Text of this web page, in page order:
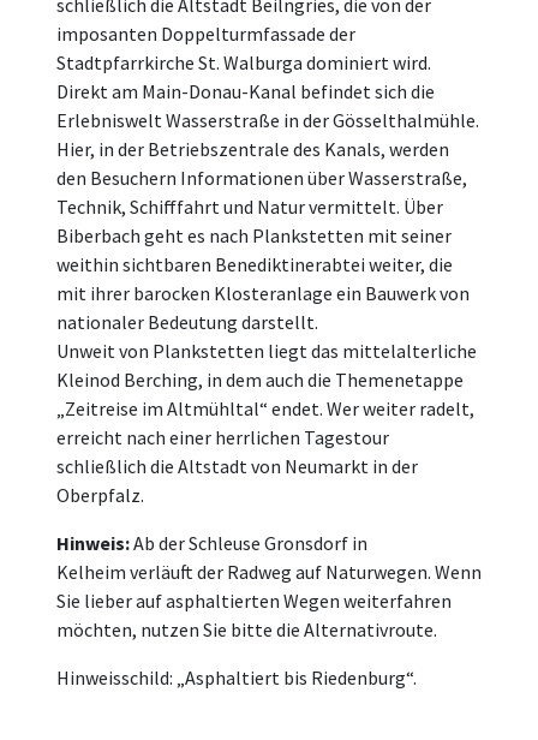
schließlich die Altstadt Beilngries, die von der
imposanten Doppelturmfassade der
Stadtpfarrkirche St. Walburga dominiert wird.
Direkt am Main-Donau-Kanal befindet sich die
Erlebniswelt Wasserstraße in der Gösselthalmühle.
Hier, in der Betriebszentrale des Kanals, werden
den Besuchern Informationen über Wasserstraße,
Technik, Schifffahrt und Natur vermittelt. Über
Biberbach geht es nach Plankstetten mit seiner
weithin sichtbaren Benediktinerabtei weiter, die
mit ihrer barocken Klosteranlage ein Bauwerk von
nationaler Bedeutung darstellt.
Unweit von Plankstetten liegt das mittelalterliche
Kleinod Berching, in dem auch die Themenetappe
„Zeitreise im Altmühltal“ endet. Wer weiter radelt,
erreicht nach einer herrlichen Tagestour
schließlich die Altstadt von Neumarkt in der
Oberpfalz.
Hinweis:Ab der Schleuse Gronsdorf in
Kelheim verläuft der Radweg auf Naturwegen. Wenn
Sie lieber auf asphaltierten Wegen weiterfahren
möchten, nutzen Sie bitte die Alternativroute.
Hinweisschild: „Asphaltiert bis Riedenburg“.